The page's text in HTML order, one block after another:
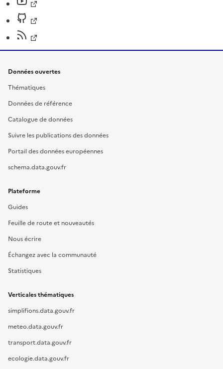
Données ouvertes
Thématiques
Données de référence
Catalogue de données
Suivre les publications des données
Portail des données européennes
schema.data.gouv.fr
Plateforme
Guides
Feuille de route et nouveautés
Nous écrire
Échangez avec la communauté
Statistiques
Verticales thématiques
simplifions.data.gouv.fr
meteo.data.gouv.fr
transport.data.gouv.fr
ecologie.data.gouv.fr